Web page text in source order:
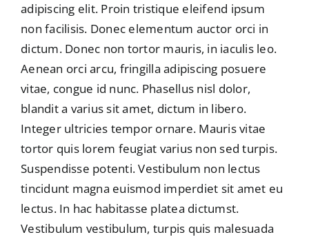
adipiscing elit. Proin tristique eleifend ipsum
non facilisis. Donec elementum auctor orci in
dictum. Donec non tortor mauris, in iaculis leo.
Aenean orci arcu, fringilla adipiscing posuere
vitae, congue id nunc. Phasellus nisl dolor,
blandit a varius sit amet, dictum in libero.
Integer ultricies tempor ornare. Mauris vitae
tortor quis lorem feugiat varius non sed turpis.
Suspendisse potenti. Vestibulum non lectus
tincidunt magna euismod imperdiet sit amet eu
lectus. In hac habitasse platea dictumst.
Vestibulum vestibulum, turpis quis malesuada